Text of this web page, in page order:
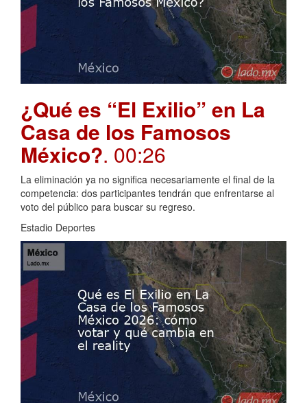
¿Qué es “El Exilio” en La
Casa de los Famosos
México?. 00:26
La eliminación ya no significa necesariamente el final de la
competencia: dos participantes tendrán que enfrentarse al
voto del público para buscar su regreso.
Estadio Deportes